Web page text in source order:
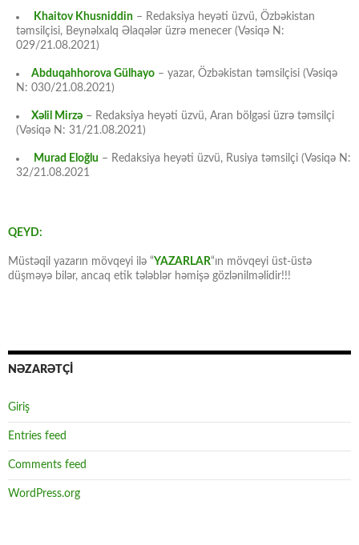
Khaitov Khusniddin – Redaksiya heyəti üzvü, Özbəkistan
təmsilçisi, Beynəlxalq Əlaqələr üzrə menecer (Vəsiqə N:
029/21.08.2021)
Abduqahhorova Gülhayo – yazar, Özbəkistan təmsilçisi (Vəsiqə
N: 030/21.08.2021)
Xəlil Mirzə – Redaksiya heyəti üzvü, Aran bölgəsi üzrə təmsilçi
(Vəsiqə N: 31/21.08.2021)
Murad Eloğlu – Redaksiya heyəti üzvü, Rusiya təmsilçi (Vəsiqə N:
32/21.08.2021
QEYD:
Müstəqil yazarın mövqeyi ilə “YAZARLAR“ın mövqeyi üst-üstə
düşməyə bilər, ancaq etik tələblər həmişə gözlənilməlidir!!!
NƏZARƏTÇİ
Giriş
Entries feed
Comments feed
WordPress.org